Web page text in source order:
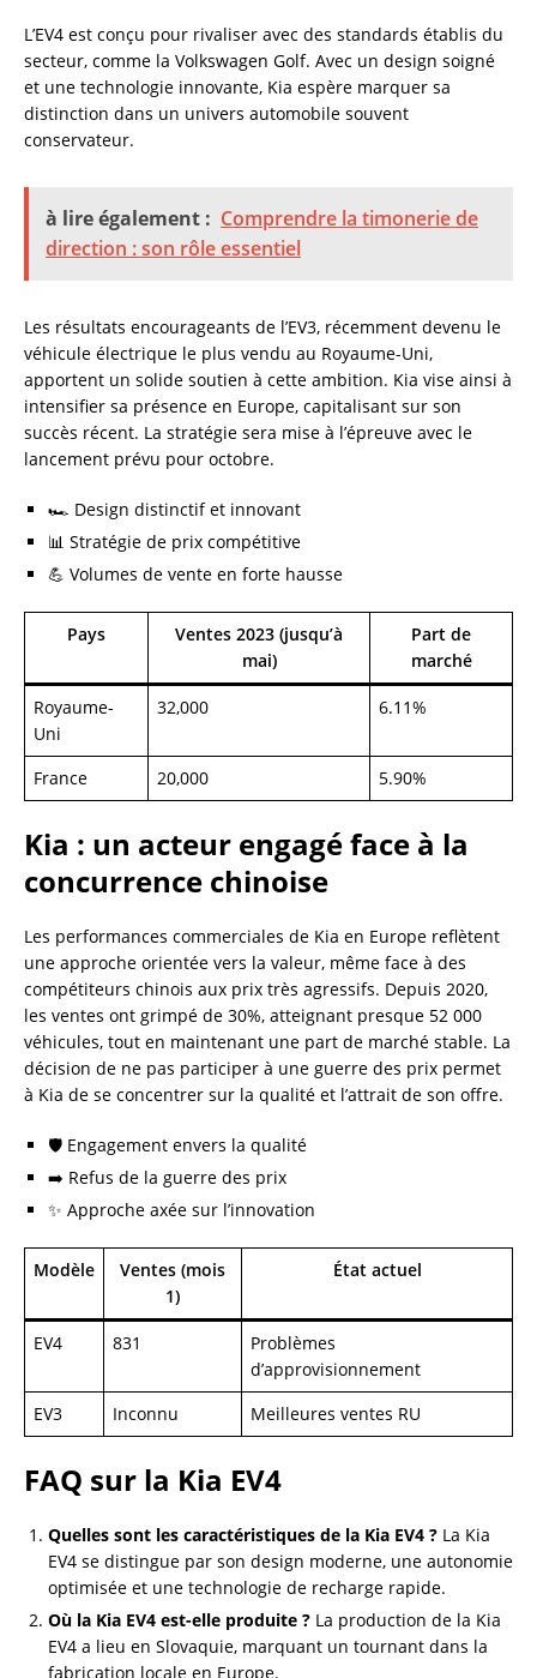
L’EV4 est conçu pour rivaliser avec des standards établis du
secteur, comme la Volkswagen Golf. Avec un design soigné
et une technologie innovante, Kia espère marquer sa
distinction dans un univers automobile souvent
conservateur.
à lire également : Comprendre la timonerie de
direction : son rôle essentiel
Les résultats encourageants de l’EV3, récemment devenu le
véhicule électrique le plus vendu au Royaume-Uni,
apportent un solide soutien à cette ambition. Kia vise ainsi à
intensifier sa présence en Europe, capitalisant sur son
succès récent. La stratégie sera mise à l’épreuve avec le
lancement prévu pour octobre.
🏎️ Design distinctif et innovant
📊 Stratégie de prix compétitive
💪 Volumes de vente en forte hausse
Pays
Ventes 2023 (jusqu’à
mai)
Part de
marché
Royaume-
Uni
32,000 6.11%
France 20,000 5.90%
Kia : un acteur engagé face à la
concurrence chinoise
Les performances commerciales de Kia en Europe reflètent
une approche orientée vers la valeur, même face à des
compétiteurs chinois aux prix très agressifs. Depuis 2020,
les ventes ont grimpé de 30%, atteignant presque 52 000
véhicules, tout en maintenant une part de marché stable. La
décision de ne pas participer à une guerre des prix permet
à Kia de se concentrer sur la qualité et l’attrait de son offre.
🛡️ Engagement envers la qualité
➡️ Refus de la guerre des prix
✨ Approche axée sur l’innovation
Modèle
Ventes (mois
1)
État actuel
EV4 831
Problèmes
d’approvisionnement
EV3
Inconnu Meilleures ventes RU
FAQ sur la Kia EV4
Quelles sont les caractéristiques de la Kia EV4 ? La Kia
EV4 se distingue par son design moderne, une autonomie
optimisée et une technologie de recharge rapide.
Où la Kia EV4 est-elle produite ? La production de la Kia
EV4 a lieu en Slovaquie, marquant un tournant dans la
fabrication locale en Europe.